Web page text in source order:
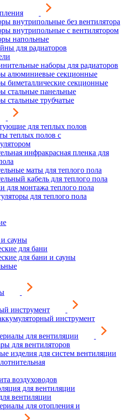
внутрипольные без вентилятора
внутрипольные с вентилятором
напольные
для радиаторов
наборы для радиаторов
алюминиевые секционные
биметаллические секционные
стальные панельные
стальные трубчатые
для теплых полов
теплых полов с
инфракрасная пленка для
маты для теплого пола
кабель для теплого пола
для монтажа теплого пола
для теплого пола
сауны
для бани
для бани и сауны
инструмент
инструмент
для вентиляции
для вентиляторов
изделия для систем вентиляции
воздуховодов
для вентиляции
вентиляции
для отопления и